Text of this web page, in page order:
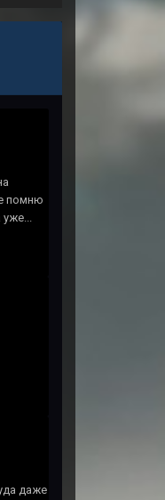
помню
даже